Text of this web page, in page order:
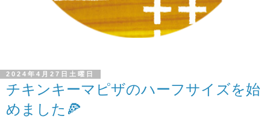
2024年4月27日土曜日
チキンキーマピザのハーフサイズを始
めました🍕